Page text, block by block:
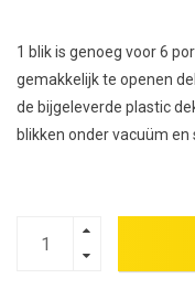
1 blik is genoeg voor 6
gemakkelijk te openen
de bijgeleverde plastic
blikken onder vacuüm